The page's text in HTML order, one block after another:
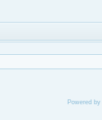
Powered by